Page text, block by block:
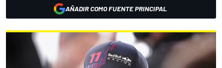
AÑADIR COMO FUENTE PRINCIPAL